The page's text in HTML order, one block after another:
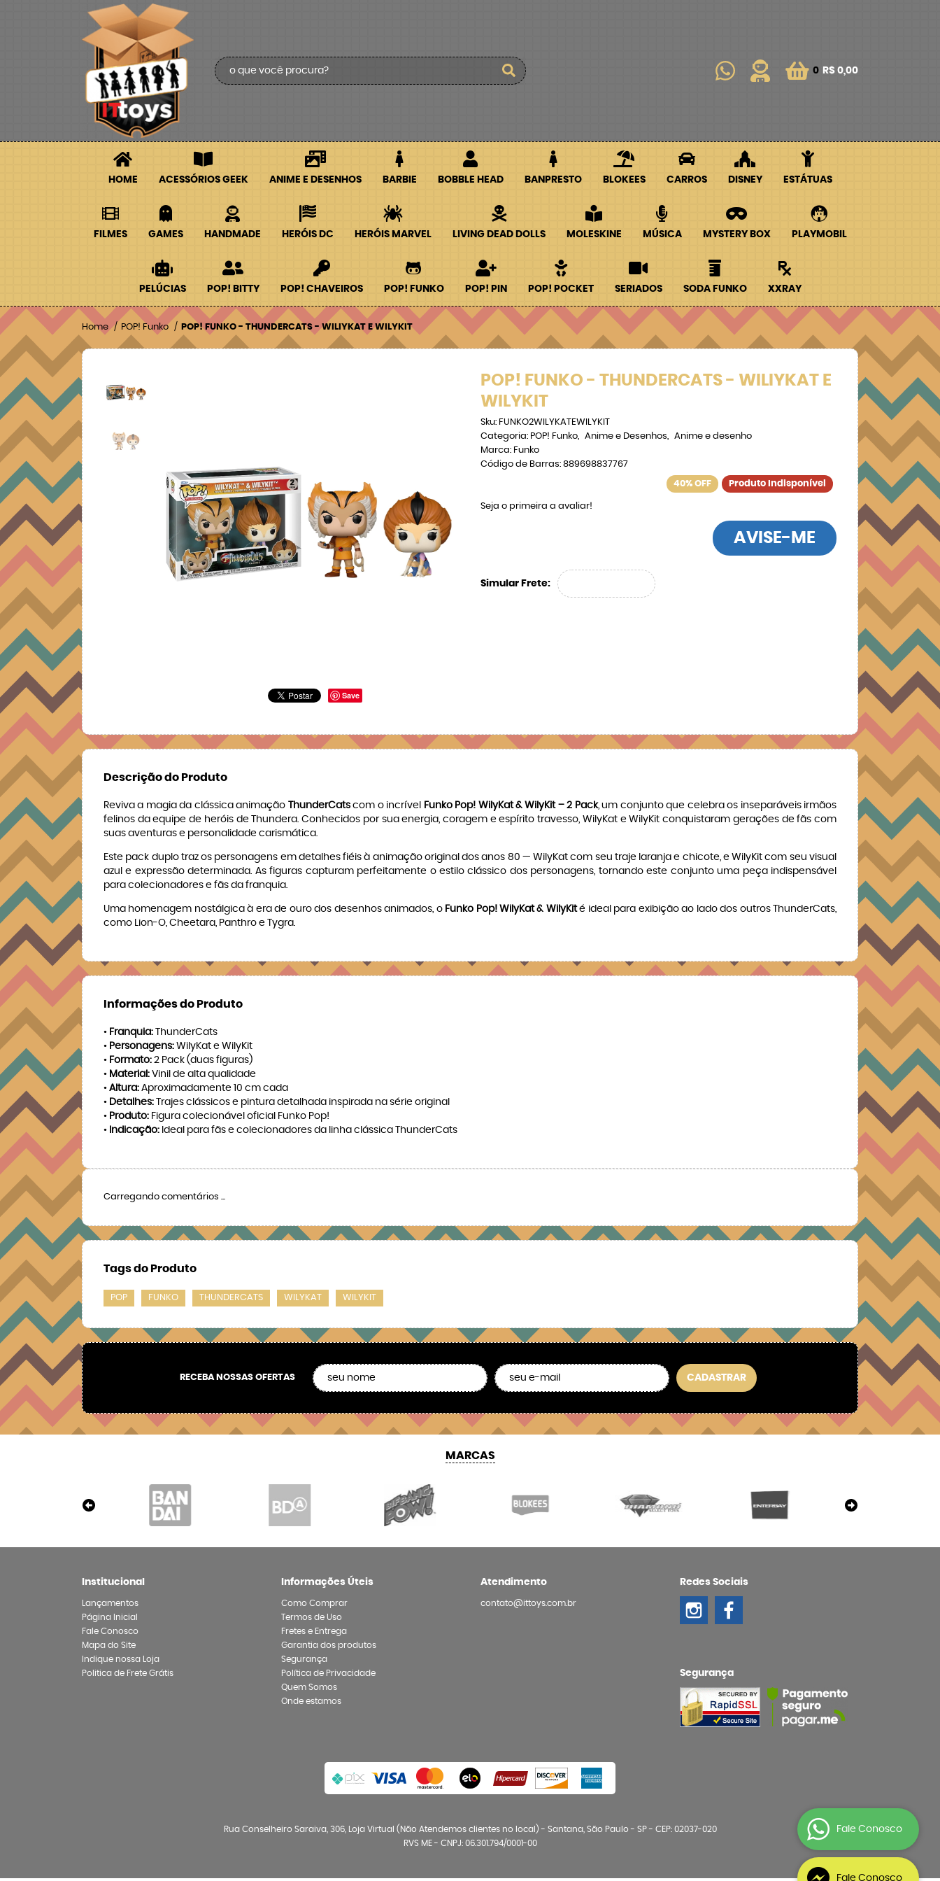
0 R$ 0,00
HOME ACESSÓRIOS GEEK ANIME E DESENHOS BARBIE BOBBLE HEAD BANPRESTO BLOKEES CARROS DISNEY ESTÁTUAS
FILMES GAMES HANDMADE HERÓIS DC HERÓIS MARVEL LIVING DEAD DOLLS MOLESKINE MÚSICA MYSTERY BOX PLAYMOBIL
PELÚCIAS POP! BITTY POP! CHAVEIROS POP! FUNKO POP! PIN POP! POCKET SERIADOS SODA FUNKO XXRAY
Home POP! Funko POP! FUNKO - THUNDERCATS - WILIYKAT E WILYKIT
Save
POP! FUNKO - THUNDERCATS - WILIYKAT E
WILYKIT
Sku: FUNKO2WILYKATEWILYKIT
Categoria: POP! Funko Anime e Desenhos
Anime e desenho
Marca: Funko
Código de Barras: 889698837767
40% OFF Produto Indisponível
Seja o primeira a avaliar!
AVISE-ME
Simular Frete:
Descrição do Produto
Reviva a magia da clássica animação ThunderCatscom o incrível Funko Pop! WilyKat & WilyKit – 2 Pack, um conjunto que celebra os inseparáveis irmãos
felinos da equipe de heróis de Thundera. Conhecidos por sua energia, coragem e espírito travesso, WilyKat e WilyKit conquistaram gerações de fãs com
suas aventuras e personalidade carismática.
Este pack duplo traz os personagens em detalhes fiéis à animação original dos anos 80 — WilyKat com seu traje laranja e chicote, e WilyKit com seu visual
azul e expressão determinada. As figuras capturam perfeitamente o estilo clássico dos personagens, tornando este conjunto uma peça indispensável
para colecionadores e fãs da franquia.
Uma homenagem nostálgica à era de ouro dos desenhos animados, o Funko Pop! WilyKat & WilyKité ideal para exibição ao lado dos outros ThunderCats,
como Lion-O, Cheetara, Panthro e Tygra.
Informações do Produto
• Franquia: ThunderCats
• Personagens: WilyKat e WilyKit
• Formato: 2 Pack (duas figuras)
• Material: Vinil de alta qualidade
• Altura: Aproximadamente 10 cm cada
• Detalhes: Trajes clássicos e pintura detalhada inspirada na série original
• Produto: Figura colecionável oficial Funko Pop!
• Indicação: Ideal para fãs e colecionadores da linha clássica ThunderCats
Carregando comentários ...
Tags do Produto
POP FUNKO THUNDERCATS WILYKAT WILYKIT
RECEBA NOSSAS OFERTAS CADASTRAR
MARCAS
Institucional
Lançamentos
Página Inicial
Fale Conosco
Mapa do Site
Indique nossa Loja
Politica de Frete Grátis
Informações Úteis
Como Comprar
Termos de Uso
Fretes e Entrega
Garantia dos produtos
Segurança
Política de Privacidade
Quem Somos
Onde estamos
Atendimento
contato@ittoys.com.br
Redes Sociais
Segurança
Rua Conselheiro Saraiva, 306, Loja Virtual (Não Atendemos clientes no local) - Santana, São Paulo - SP- CEP: 02037-020
RVS ME - CNPJ: 06.301.794/0001-00
Fale Conosco
Fale Conosco